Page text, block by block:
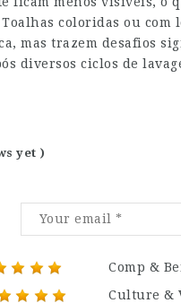
coloridas ou com
mas trazem desafios
diversos ciclos de
yet )
Comp &
Culture &